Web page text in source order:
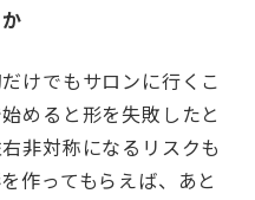
けでもサロンに行くこ
めると形を失敗したと
非対称になるリスクも
作ってもらえば、あと